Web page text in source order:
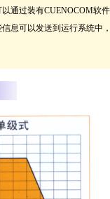
通过装有CUENOCOM软
息可以发送到运行系统中